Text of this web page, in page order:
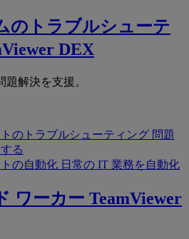
のトラブルシューテ
DEX
解決を支援。
のトラブルシューティング 問題
る
の自動化 日常の IT 業務を自動化
ワーカー TeamViewer